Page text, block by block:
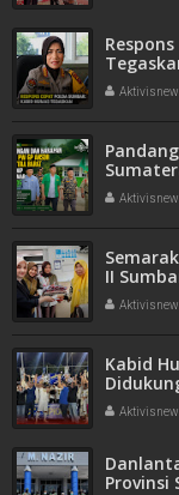
Tegas
II
Kabid
dan
Provinsi